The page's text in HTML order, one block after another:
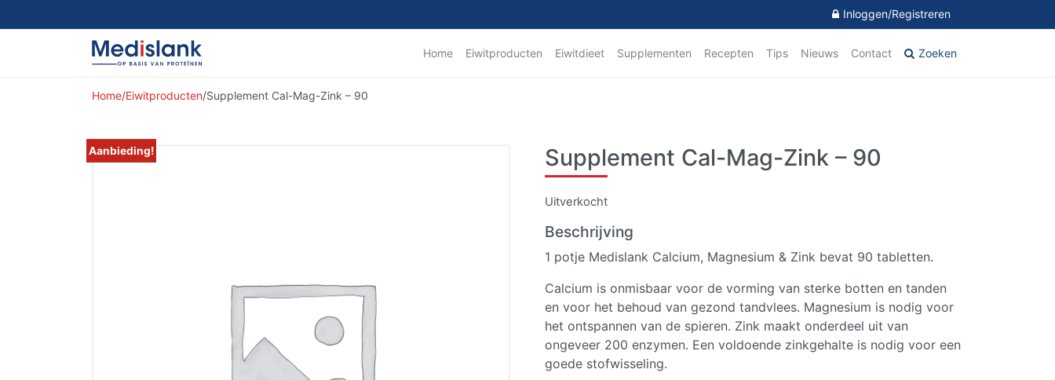
Inloggen/Registreren
Home Eiwitproducten Eiwitdieet Supplementen Recepten Tips Nieuws Contact Zoeken
Home/Eiwitproducten/Supplement Cal-Mag-Zink – 90
Aanbieding! Supplement Cal-Mag-Zink – 90
Uitverkocht
Beschrijving
1 potje Medislank Calcium, Magnesium & Zink bevat 90 tabletten.
Calcium is onmisbaar voor de vorming van sterke botten en tanden
en voor het behoud van gezond tandvlees. Magnesium is nodig voor
het ontspannen van de spieren. Zink maakt onderdeel uit van
ongeveer 200 enzymen. Een voldoende zinkgehalte is nodig voor een
goede stofwisseling.